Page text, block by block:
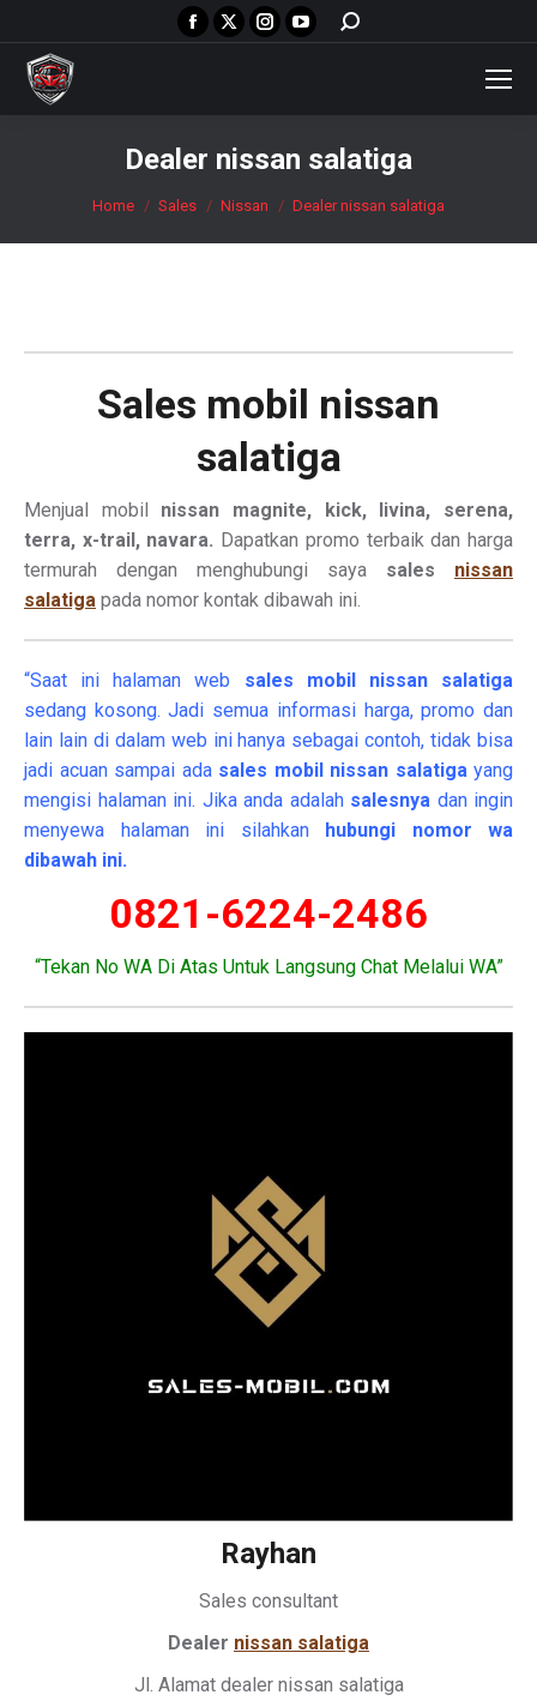
Facebook
page
new
window
X
page
window
Instagram
page
window
YouTube
page
new
window
Search:
Dealer nissan salatiga
You are here:
Home Sales Nissan Dealer nissan salatiga
Sales mobil nissan
salatiga
Menjual mobil nissan magnite, kick, livina, serena,
terra, x-trail, navara. Dapatkan promo terbaik dan harga
termurah dengan menghubungi saya sales nissan
salatiga pada nomor kontak dibawah ini.
“Saat ini halaman web sales mobil
nissan salatiga
sedang kosong. Jadi semua informasi harga, promo dan
lain lain di dalam web ini hanya sebagai contoh, tidak bisa
jadi acuan sampai ada sales mobil nissan salatiga yang
mengisi halaman ini. Jika anda adalah salesnya dan ingin
menyewa halaman ini silahkan hubungi nomor wa
dibawah ini.
0821-6224-2486
“Tekan No WA Di Atas Untuk Langsung Chat Melalui WA”
Rayhan
Sales consultant
Dealer nissan salatiga
Jl. Alamat dealer nissan salatiga